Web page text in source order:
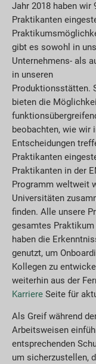
Jahr 2018 haben wir
Praktikanten
gibt es sowohl in
Unternehmens- als
in unseren
Produktionsstätten.
bieten die
beobachten, wie wir
Entscheidungen
Praktikanten
Praktikanten in der
Programm weltweit
Universitäten
finden. Alle unsere
gesamtes
haben die
genutzt, um
Kollegen zu
weiterhin aus der
Karriere Seite für
Als Greif während
Arbeitsweisen
entsprechenden
um sicherzustellen,